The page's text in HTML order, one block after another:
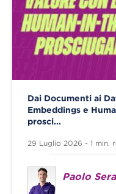
Dai Documenti ai
Embeddings e
prosci...
29 Luglio 2026 - 1 min.
Paolo